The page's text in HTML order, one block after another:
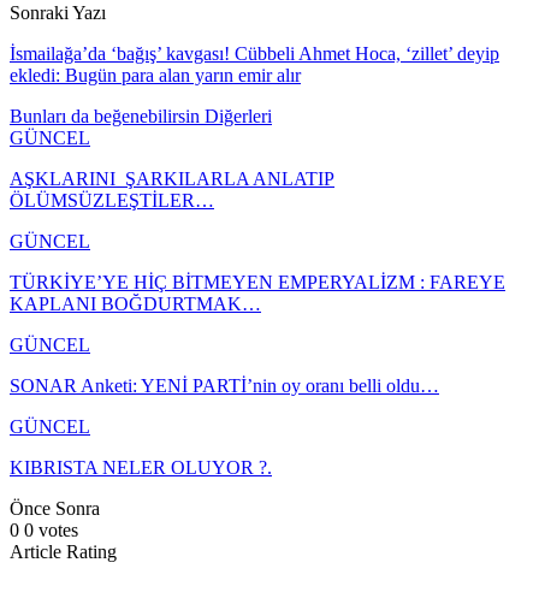
Sonraki Yazı
İsmailağa’da ‘bağış’ kavgası! Cübbeli Ahmet Hoca, ‘zillet’ deyip
ekledi: Bugün para alan yarın emir alır
Bunları da beğenebilirsin Diğerleri
GÜNCEL
AŞKLARINI ŞARKILARLA ANLATIP
ÖLÜMSÜZLEŞTİLER…
GÜNCEL
TÜRKİYE’YE HİÇ BİTMEYEN EMPERYALİZM : FAREYE
KAPLANI BOĞDURTMAK…
GÜNCEL
SONAR Anketi: YENİ PARTİ’nin oy oranı belli oldu…
GÜNCEL
KIBRISTA NELER OLUYOR ?.
Önce Sonra
0 0 votes
Article Rating